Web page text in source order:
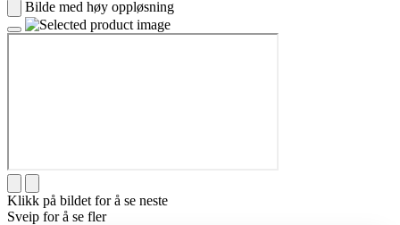
Bilde med høy oppløsning
Klikk på bildet for å se neste
Sveip for å se fler